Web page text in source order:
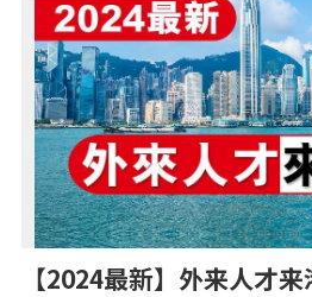
转按计算
置业预算
供款年期计算
工商铺按揭计算
【2024最新】外来人才